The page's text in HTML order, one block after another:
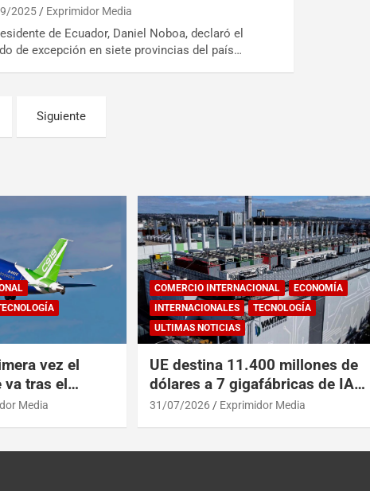
2025 Exprimidor Media
de Ecuador, Daniel Noboa, declaró el
de excepción en siete provincias del país…
Siguiente
vez el
va tras el
en el Tíbet
Media
COMERCIO INTERNACIONAL
ECONOMÍA
INTERNACIONALES
TECNOLOGÍA
ULTIMAS NOTICIAS
UE destina 11.400 millones de
dólares a 7 gigafábricas de IA
para alcanzar a EEUU y China
31/07/2026 Exprimidor Media